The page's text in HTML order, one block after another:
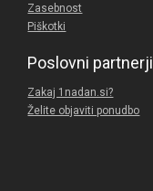
Zasebnost
Piškotki
Poslovni partnerji
Zakaj 1nadan.si?
Želite objaviti ponudbo